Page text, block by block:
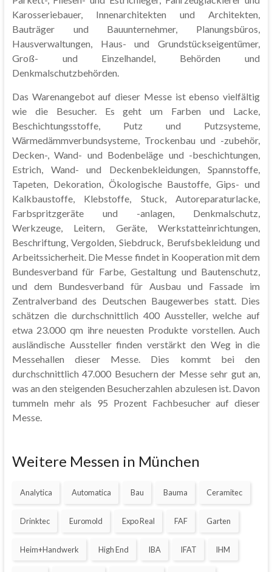
Karosseriebauer, Innenarchitekten und Architekten,
Bauträger und Bauunternehmer, Planungsbüros,
Hausverwaltungen, Haus- und Grundstückseigentümer,
Groß- und Einzelhandel, Behörden und
Denkmalschutzbehörden.
Das Warenangebot auf dieser Messe ist ebenso vielfältig
wie die Besucher. Es geht um Farben und Lacke,
Beschichtungsstoffe, Putz und Putzsysteme,
Wärmedämmverbundsysteme, Trockenbau und -zubehör,
Decken-, Wand- und Bodenbeläge und -beschichtungen,
Estrich, Wand- und Deckenbekleidungen, Spannstoffe,
Tapeten, Dekoration, Ökologische Baustoffe, Gips- und
Kalkbaustoffe, Klebstoffe, Stuck, Autoreparaturlacke,
Farbspritzgeräte und -anlagen, Denkmalschutz,
Werkzeuge, Leitern, Geräte, Werkstatteinrichtungen,
Beschriftung, Vergolden, Siebdruck, Berufsbekleidung und
Arbeitssicherheit. Die Messe findet in Kooperation mit dem
Bundesverband für Farbe, Gestaltung und Bautenschutz,
und dem Bundesverband für Ausbau und Fassade im
Zentralverband des Deutschen Baugewerbes statt. Dies
schätzen die durchschnittlich 400 Aussteller, welche auf
etwa 23.000 qm ihre neuesten Produkte vorstellen. Auch
ausländische Aussteller finden verstärkt den Weg in die
Messehallen dieser Messe. Dies kommt bei den
durchschnittlich 47.000 Besuchern der Messe sehr gut an,
was an den steigenden Besucherzahlen abzulesen ist. Davon
tummeln mehr als 95 Prozent Fachbesucher auf dieser
Messe.
Weitere Messen in München
Analytica Automatica Bau Bauma Ceramitec
Drinktec Euromold Expo Real FAF Garten
Heim+Handwerk High End IBA IFAT IHM